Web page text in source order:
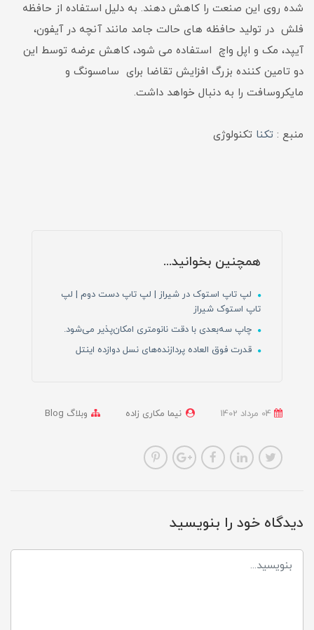
شده روی این صنعت را کاهش دهند. به دلیل استفاده از حافظه
فلش در تولید حافظه های حالت جامد مانند آنچه در آیفون،
آیپد، مک و اپل واچ استفاده می شود، کاهش عرضه توسط این
دو تامین کننده بزرگ افزایش تقاضا برای سامسونگ و
مایکروسافت را به دنبال خواهد داشت.
منبع : تکنا تکنولوژی
همچنین بخوانید...
لپ تاپ استوک در شیراز | لپ تاپ دست دوم | لپ
تاپ استوک شیراز
چاپ سه‌بعدی با دقت نانومتری امکان‌پذیر می‌شود.
قدرت فوق العاده پردازنده‌های نسل دوازده اینتل
نیما مکاری زاده وبلاگ Blog
دیدگاه خود را بنویسید